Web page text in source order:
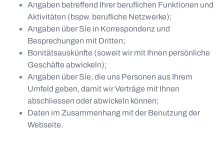
Angaben betreffend Ihrer beruflichen Funktionen und
Aktivitäten (bspw. berufliche Netzwerke);
Angaben über Sie in Korrespondenz und
Besprechungen mit Dritten;
Bonitätsauskünfte (soweit wir mit Ihnen persönliche
Geschäfte abwickeln);
Angaben über Sie, die uns Personen aus Ihrem
Umfeld geben, damit wir Verträge mit Ihnen
abschliessen oder abwickeln können;
Daten im Zusammenhang mit der Benutzung der
Webseite.